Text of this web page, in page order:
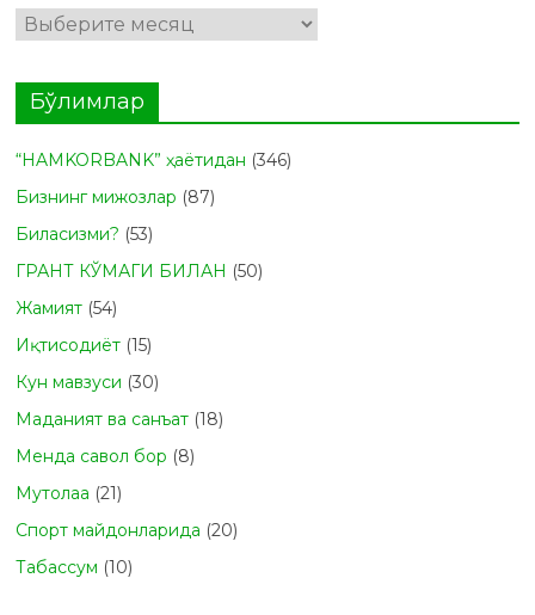
Архивлар
Бўлимлар
“HAMKORBANK” ҳаётидан (346)
Бизнинг мижозлар (87)
Биласизми? (53)
ГРАНТ КЎМАГИ БИЛАН (50)
Жамият (54)
Иқтисодиёт (15)
Кун мавзуси (30)
Маданият ва санъат (18)
Менда савол бор (8)
Мутолаа (21)
Спорт майдонларида (20)
Табасcум (10)